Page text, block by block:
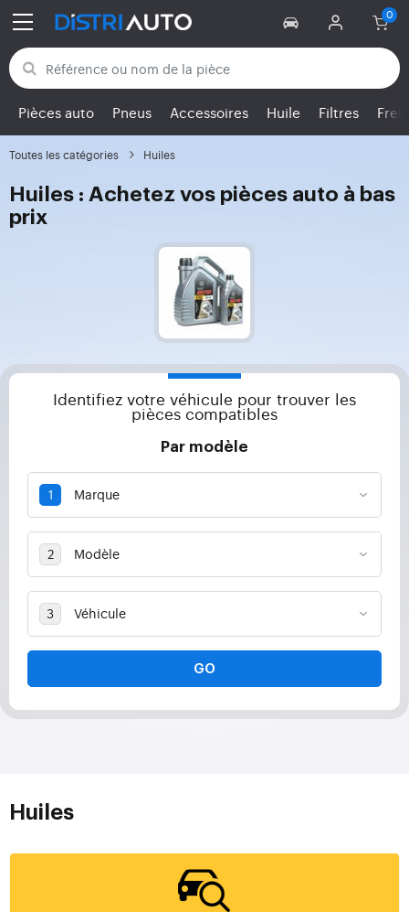
Retour aux catégories
Pièces auto Pneus Accessoires Huile Filtres
Toutes les catégories Huiles
Huiles : Achetez vos pièces auto à bas
prix
Identifiez votre véhicule pour trouver les
pièces compatibles
Par modèle
GO
Huiles